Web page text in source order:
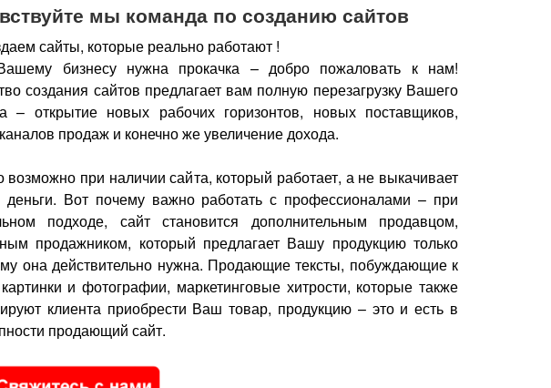
мы команда по созданию сайтов
сайты, которые реально работают !
бизнесу нужна прокачка – добро пожаловать к нам!
создания сайтов предлагает вам полную перезагрузку Вашего
– открытие новых рабочих горизонтов, новых поставщиков,
продаж и конечно же увеличение дохода.
возможно при наличии сайта, который работает, а не выкачивает
Вот почему важно работать с профессионалами – при
подходе, сайт становится дополнительным продавцом,
продажником, который предлагает Вашу продукцию только
она действительно нужна. Продающие тексты, побуждающие к
картинки и фотографии, маркетинговые хитрости, которые также
клиента приобрести Ваш товар, продукцию – это и есть в
продающий сайт.